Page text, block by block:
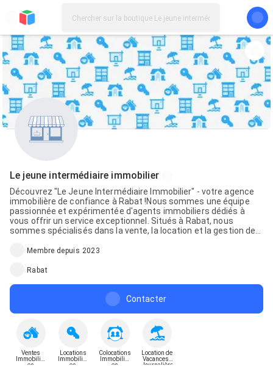
Le jeune intermédiaire immobilier
Découvrez "Le Jeune Intermédiaire Immobilier" - votre agence
immobilière de confiance à Rabat !Nous sommes une équipe
passionnée et expérimentée d'agents immobiliers dédiés à
vous offrir un service exceptionnel. Situés à Rabat, nous
sommes spécialisés dans la vente, la location et la gestion de
appartement élégant, une maison spacieuse ou un local
chaque étape. Grâce à notre approche personnalisée, nous
satisfaire.En tant qu'intermédiaire immobilier, nous facilitons
les transactions en mettant en relation les acheteurs et les
vendeurs, veillant à ce que toutes les parties soient satisfaites.
Membre depuis 2023
Rabat
Contacter
Ventes
Immobilièr
es
Locations
Immobilièr
es
Colocations
Immobilièr
es
Location de
Vacances -
Journalière